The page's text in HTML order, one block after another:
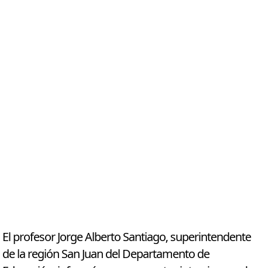
El profesor Jorge Alberto Santiago, superintendente
de la región San Juan del Departamento de